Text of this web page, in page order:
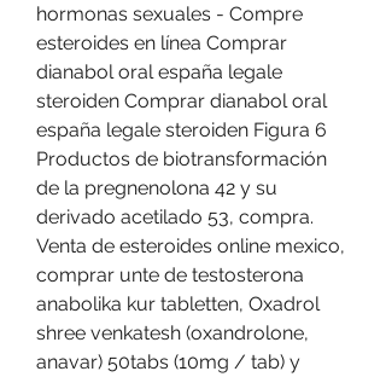
hormonas sexuales - Compre
esteroides en línea Comprar
dianabol oral españa legale
steroiden Comprar dianabol oral
españa legale steroiden Figura 6
Productos de biotransformación
de la pregnenolona 42 y su
derivado acetilado 53, compra.
Venta de esteroides online mexico,
comprar unte de testosterona
anabolika kur tabletten, Oxadrol
shree venkatesh (oxandrolone,
anavar) 50tabs (10mg / tab) y